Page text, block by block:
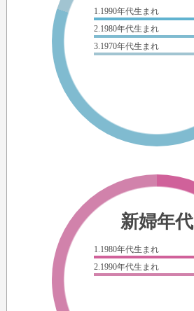
1.1990年代生まれ
2.1980年代生まれ
3.1970年代生まれ
新婦年代
1.1980年代生まれ
2.1990年代生まれ